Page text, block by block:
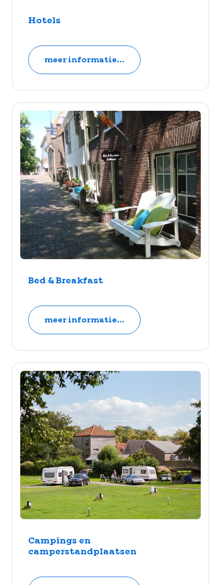
Hotels
meer informatie...
Bed & Breakfast
meer informatie...
Campings en
camperstandplaatsen